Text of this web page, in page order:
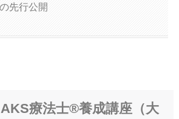
先行公開
療法士®︎養成講座（大